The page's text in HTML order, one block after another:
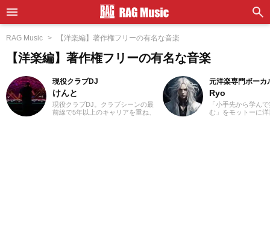
RAG Music 【洋楽編】著作権フリーの有名な音楽
【洋楽編】著作権フリーの有名な音楽
現役クラブDJ
けんと
現役クラブDJ。クラブシーンの最
前線で5年以上のキャリアを重ね、
元洋楽専門ボーカ
Ryo
「小手先から学ん
む」をモットーに